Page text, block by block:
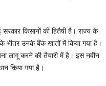
किसानों की हितैषी है। राज्य के
भीतर उनके बैंक खातों में किया गया है।
लागू करने की तैयारी में है। इस नवीन
किया गया है।